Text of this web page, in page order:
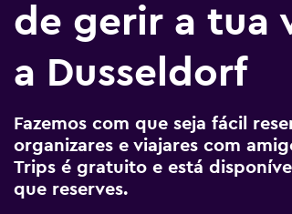
de gerir a tua
a Dusseldorf
Fazemos com que seja fácil
organizares e viajares com
Trips é gratuito e está
que reserves.